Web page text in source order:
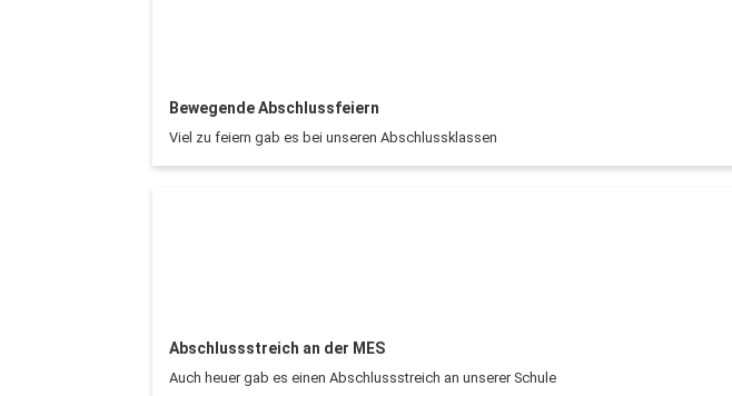
Bewegende Abschlussfeiern
Viel zu feiern gab es bei unseren Abschlussklassen
Abschlussstreich an der MES
Auch heuer gab es einen Abschlussstreich an unserer Schule